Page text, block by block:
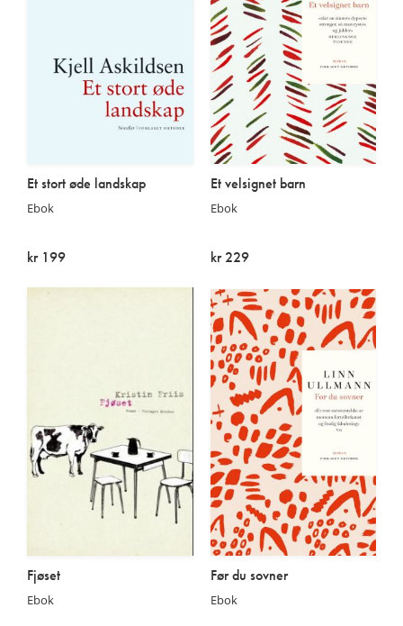
Et stort øde landskap
Ebok
kr 199
Et velsignet barn
Ebok
kr 229
Fjøset
Ebok
Før du sovner
Ebok